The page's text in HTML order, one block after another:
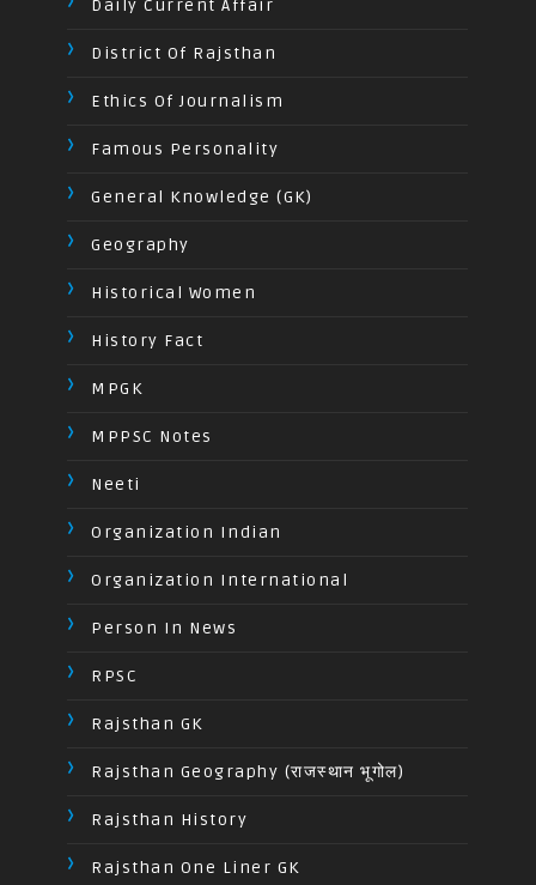
Daily Current Affair
District Of Rajsthan
Ethics Of Journalism
Famous Personality
General Knowledge (GK)
Geography
Historical Women
History Fact
MPGK
MPPSC Notes
Neeti
Organization Indian
Organization International
Person In News
RPSC
Rajsthan GK
Rajsthan Geography (राजस्थान भूगोल)
Rajsthan History
Rajsthan One Liner GK